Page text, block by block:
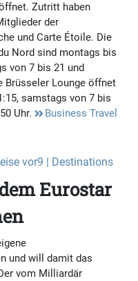
Zutritt haben
der
und Carte Étoile. Die
Nord sind montags bis
von 7 bis 21 und
Brüsseler Lounge öffnet
samstags von 7 bis
Uhr.
Business Travel
vor9 | Destinations
Eurostar
und will damit das
vom Milliardär